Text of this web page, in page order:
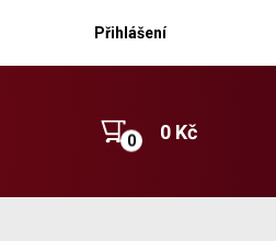
Přihlášení
0 Kč